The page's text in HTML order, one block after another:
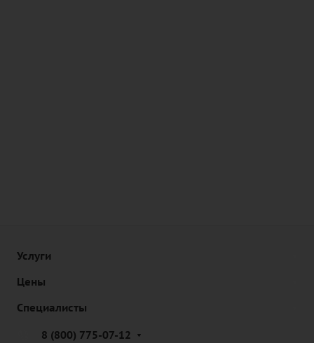
Услуги
Цены
Специалисты
8 (800) 775-07-12